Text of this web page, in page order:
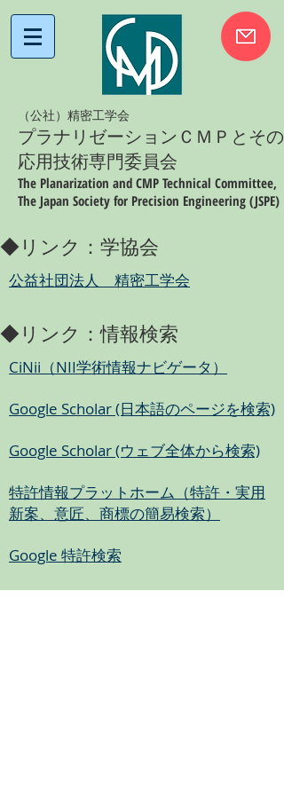
（公社）精密工学会
プラナリゼーションＣＭＰとその
応用技術専門委員会
The Planarization and CMP Technical Committee,
The Japan Society for Precision Engineering (JSPE)
◆リンク：学協会
公益社団法人 精密工学会
◆リンク：情報検索
CiNii（NII学術情報ナビゲータ）
Google Scholar (日本語のページを検索)
Google Scholar (ウェブ全体から検索)
特許情報プラットホーム（特許・実用
新案、意匠、商標の簡易検索）
Google 特許検索